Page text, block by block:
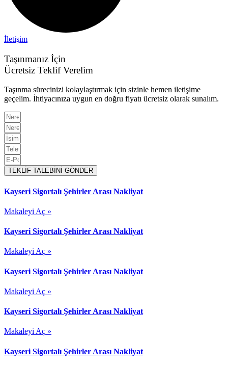
İletişim
Taşınmanız İçin
Ücretsiz Teklif Verelim
Taşınma sürecinizi kolaylaştırmak için sizinle hemen iletişime
geçelim. İhtiyacınıza uygun en doğru fiyatı ücretsiz olarak sunalım.
TEKLİF TALEBİNİ GÖNDER
Kayseri Sigortalı Şehirler Arası Nakliyat
Makaleyi Aç »
Kayseri Sigortalı Şehirler Arası Nakliyat
Makaleyi Aç »
Kayseri Sigortalı Şehirler Arası Nakliyat
Makaleyi Aç »
Kayseri Sigortalı Şehirler Arası Nakliyat
Makaleyi Aç »
Kayseri Sigortalı Şehirler Arası Nakliyat